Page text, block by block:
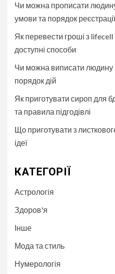
Чи можна прописати людину
умови та порядок реєстрації
Як перевести гроші з lifecell
доступні способи
Чи можна виписати людину
порядок дій
Як приготувати сироп для
та правила підгодівлі
Що приготувати з
ідеї
КАТЕГОРІЇ
Астрологія
Здоров'я
Інше
Мода та стиль
Нумерологія